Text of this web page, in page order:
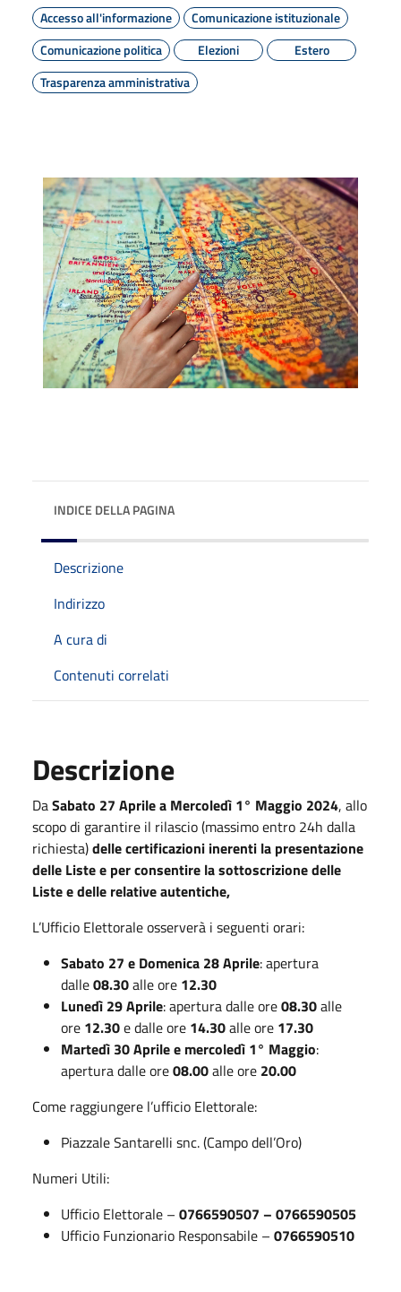
Accesso all'informazione
Comunicazione istituzionale
Comunicazione politica
Elezioni
Estero
Trasparenza amministrativa
INDICE DELLA PAGINA
Descrizione
Indirizzo
A cura di
Contenuti correlati
Descrizione
DaSabato 27 Aprile a Mercoledì 1° Maggio 2024, allo
scopo di garantire il rilascio (massimo entro 24h dalla
richiesta)delle certificazioni inerenti la presentazione
delle Liste e per consentire la sottoscrizione delle
Liste e delle relative autentiche,
L’Ufficio Elettorale osserverà i seguenti orari:
Sabato 27 e Domenica 28 Aprile: apertura
dalle08.30alle ore 12.30
Lunedì 29 Aprile: apertura dalle ore08.30alle
ore 12.30e dalle ore 14.30alle ore 17.30
Martedì 30 Aprile e mercoledì 1° Maggio:
apertura dalle ore08.00alle ore 20.00
Come raggiungere l’ufficio Elettorale:
Piazzale Santarelli snc. (Campo dell’Oro)
Numeri Utili:
Ufficio Elettorale – 0766590507 – 0766590505
Ufficio Funzionario Responsabile – 0766590510